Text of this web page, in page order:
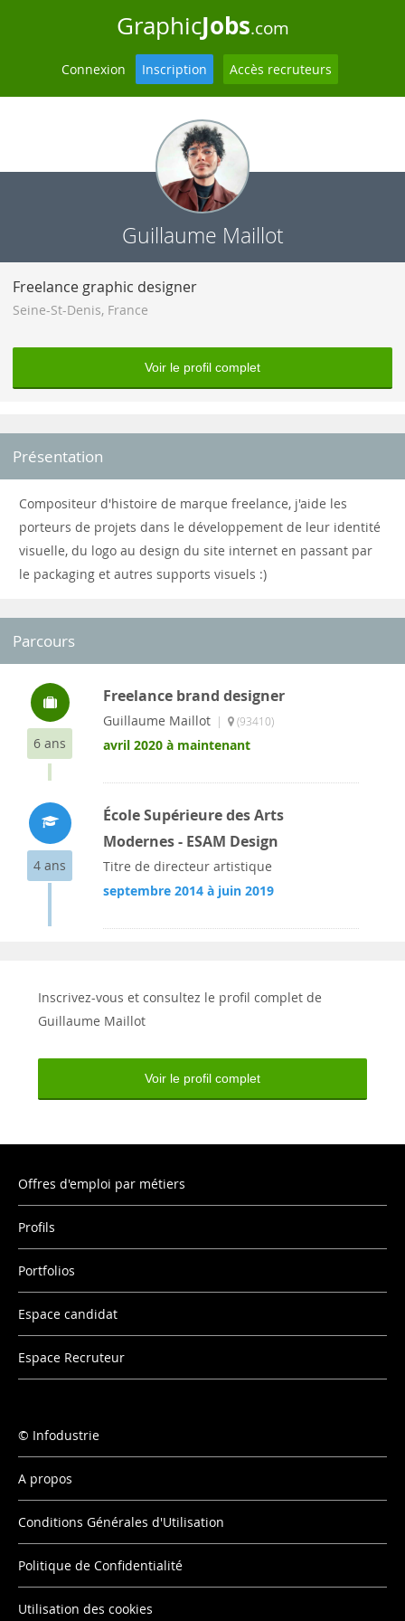
GraphicJobs.com
Connexion Inscription Accès recruteurs
Guillaume Maillot
Freelance graphic designer
Seine-St-Denis, France
Voir le profil complet
Présentation
Compositeur d'histoire de marque freelance, j'aide les
porteurs de projets dans le développement de leur identité
visuelle, du logo au design du site internet en passant par
le packaging et autres supports visuels :)
Parcours
6 ans
Freelance brand designer
Guillaume Maillot | (93410)
avril 2020 à maintenant
4 ans
École Supérieure des Arts
Modernes - ESAM Design
Titre de directeur artistique
septembre 2014 à juin 2019
Inscrivez-vous et consultez le profil complet de
Guillaume Maillot
Voir le profil complet
Offres d'emploi par métiers
Profils
Portfolios
Espace candidat
Espace Recruteur
Infodustrie
A propos
Conditions Générales d'Utilisation
Politique de Confidentialité
Utilisation des cookies